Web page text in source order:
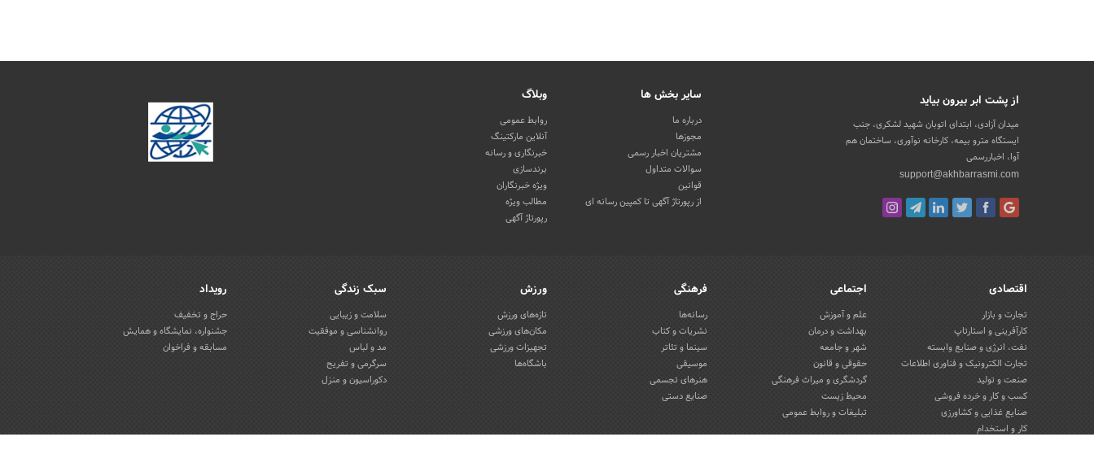
از پشت ابر بیرون بیاید
میدان آزادی، ابتدای اتوبان شهید لشکری، جنب
ایستگاه مترو بیمه، کارخانه نوآوری، ساختمان هم
آوا، اخباررسمی
support@akhbarrasmi.com
سایر بخش ها
درباره ما
مجوزها
مشتریان اخبار رسمی
سوالات متداول
قوانین
از رپورتاژ آگهی تا کمپین رسانه ای
وبلاگ
روابط عمومی
آنلاین مارکتینگ
خبرنگاری و رسانه
برندسازی
ویژه خبرنگاران
مطالب ویژه
رپورتاژ آگهی
اقتصادی
تجارت و بازار
کارآفرینی و استارتاپ
نفت، انرژی و صنایع وابسته
تجارت الکترونیک و فناوری اطلاعات
صنعت و تولید
کسب و کار و خرده فروشی
صنایع غذایی و کشاورزی
کار و استخدام
اجتماعی
علم و آموزش
بهداشت و درمان
شهر و جامعه
حقوقی و قانون
گردشگری و میراث فرهنگی
محیط زیست
تبلیغات و روابط عمومی
فرهنگی
رسانه‌ها
نشریات و کتاب
سینما و تئاتر
موسیقی
هنرهای تجسمی
صنایع دستی
ورزش
تازه‌های ورزش
مکان‌های ورزشی
تجهیزات ورزشی
باشگاه‌ها
سبک زندگی
سلامت و زیبایی
روانشناسی و موفقیت
مد و لباس
سرگرمی و تفریح
دکوراسیون و منزل
رویداد
حراج و تخفیف
جشنواره، نمایشگاه و همایش
مسابقه و فراخوان